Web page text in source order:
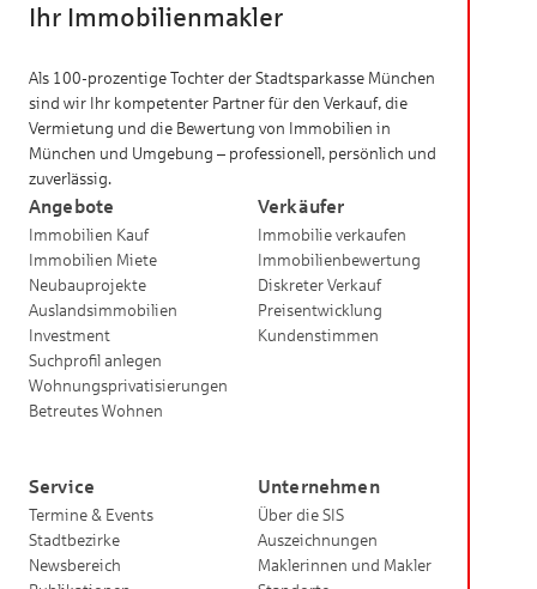
Ihr Immobilienmakler
Als 100-prozentige Tochter der Stadtsparkasse München
sind wir Ihr kompetenter Partner für den Verkauf, die
Vermietung und die Bewertung von Immobilien in
München und Umgebung – professionell, persönlich und
zuverlässig.
Angebote
Immobilien Kauf
Immobilien Miete
Neubauprojekte
Auslandsimmobilien
Investment
Suchprofil anlegen
Wohnungsprivatisierungen
Betreutes Wohnen
Verkäufer
Immobilie verkaufen
Immobilienbewertung
Diskreter Verkauf
Preisentwicklung
Kundenstimmen
Service
Termine & Events
Stadtbezirke
Newsbereich
Unternehmen
Über die SIS
Auszeichnungen
Maklerinnen und Makler